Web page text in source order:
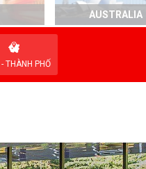
AUSTRALIA
- THÀNH PHỐ